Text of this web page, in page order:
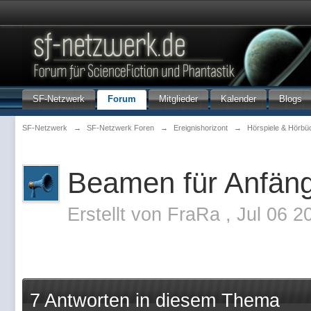
SF-Netzwerk Forum Mitglieder Kalender Blogs
SF-Netzwerk → SF-Netzwerk Foren → Ereignishorizont → Hörspiele &
Beamen für
Erstellt von FraRa , Jul 06
7 Antworten in diesem Thema